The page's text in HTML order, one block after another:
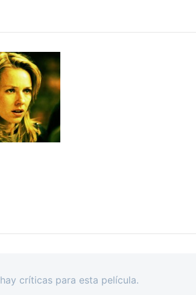
críticas para esta película.